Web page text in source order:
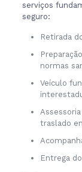
serviços
seguro:
Retirada
normas
Veículo
traslado
Entrega